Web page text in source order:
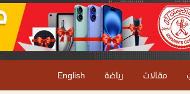
مقالات رياضة English